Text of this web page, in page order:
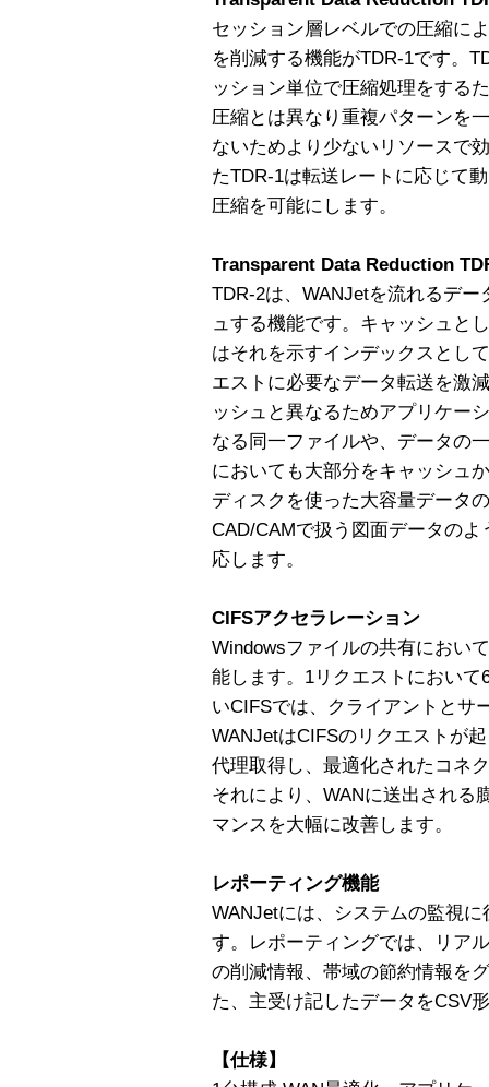
セッション層レベルでの圧縮に
を削減する機能がTDR-1です。
ッション単位で圧縮処理をする
圧縮とは異なり重複パターンを
ないためより少ないリソースで
たTDR-1は転送レートに応じて
圧縮を可能にします。
Transparent Data Reduction
TDR-2は、WANJetを流れるデ
ュする機能です。キャッシュと
はそれを示すインデックスとし
エストに必要なデータ転送を激
ッシュと異なるためアプリケー
なる同一ファイルや、データの
においても大部分をキャッシュ
ディスクを使った大容量データ
CAD/CAMで扱う図面データの
応します。
CIFSアクセラレーション
Windowsファイルの共有におい
能します。1リクエストにおい
いCIFSでは、クライアントとサ
WANJetはCIFSのリクエストが
代理取得し、最適化されたコネ
それにより、WANに送出される
マンスを大幅に改善します。
レポーティング機能
WANJetには、システムの監視
す。レポーティングでは、リア
の削減情報、帯域の節約情報を
た、主受け記したデータをCSV
【仕様】